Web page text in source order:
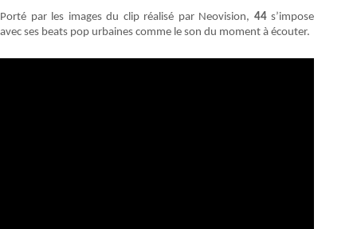
Porté par les images du clip réalisé par Neovision, 44s’impose
avec ses beats pop urbaines comme le son du moment à écouter.